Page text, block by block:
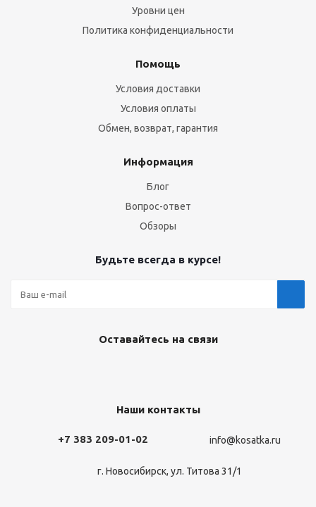
Уровни цен
Политика конфиденциальности
Помощь
Условия доставки
Условия оплаты
Обмен, возврат, гарантия
Информация
Блог
Вопрос-ответ
Обзоры
Будьте всегда в курсе!
Оставайтесь на связи
Наши контакты
+7 383 209-01-02 info@kosatka.ru
г. Новосибирск, ул. Титова 31/1